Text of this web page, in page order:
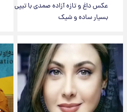
عکس داغ و تازه آزاده صمدی با تیپی
بسیار ساده و شیک